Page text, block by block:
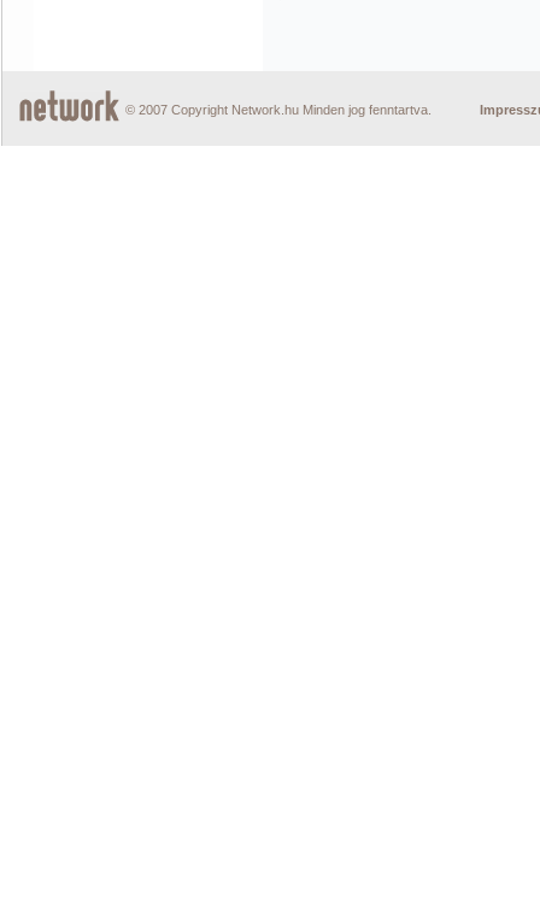
© 2007 Copyright Network.hu Minden jog fenntartva.